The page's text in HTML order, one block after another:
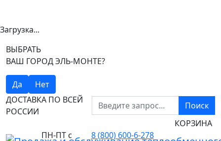
Загрузка...
ВЫБРАТЬ
ВАШ ГОРОД ЭЛЬ-МОНТЕ?
Да
Нет
ДОСТАВКА ПО ВСЕЙ
РОССИИ
Поиск
ПН-ПТ с
8 (800) 600-6-278
КОРЗИНА